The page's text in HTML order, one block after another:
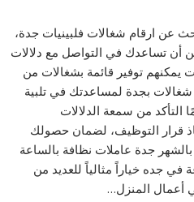
عن ارقام شغالات فلبينيات جدة،
أن تساعدك في التواصل مع دلالات
يمكنهم توفير قائمة بشغالات من
بجدة لمساعدتك في تلبية
التأكد من سمعة الدلالات
قرار التوظيف، لضمان حصولك
جدة عاملات نظافة بالساعة
في جده خياراً مثالياً للعديد من
أعمال المنزل…